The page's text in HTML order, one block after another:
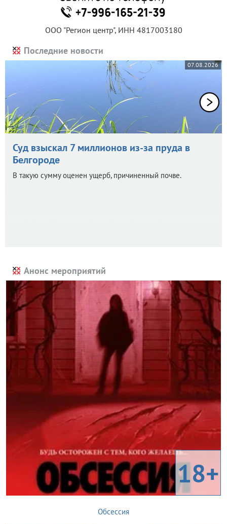
ООО "Регион центр", ИНН 4817003180
Последние новости
07.08.2026
Суд взыскал 7 миллионов из-за пруда в
Белгороде
В такую сумму оценен ущерб, причиненный почве.
Анонс мероприятий
18+
Обсессия